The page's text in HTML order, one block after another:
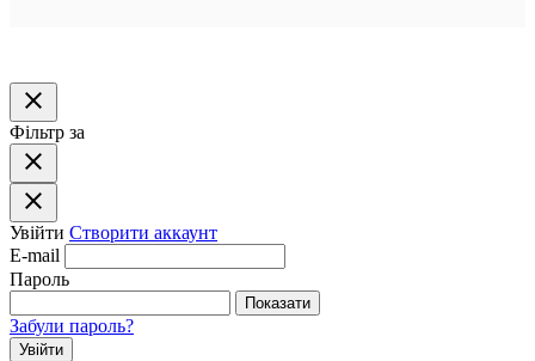
close
Фільтр за
close
close
Увійти Створити аккаунт
E-mail
Пароль
Показати
Забули пароль?
Увійти